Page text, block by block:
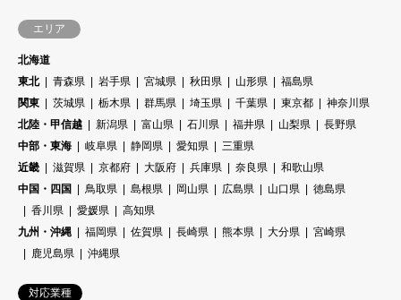
エリア
北海道
東北
青森県 岩手県 宮城県 秋田県 山形県
福島県
関東
茨城県 栃木県 群馬県 埼玉県 千葉県 東京都
神奈川県
北陸・甲信越
新潟県 富山県 石川県 福井県 山梨県
長野県
中部・東海
岐阜県 静岡県 愛知県
三重県
近畿
滋賀県 京都府 大阪府 兵庫県 奈良県
和歌山県
中国・四国
鳥取県 島根県 岡山県 広島県 山口県
徳島県
香川県
愛媛県
高知県
九州・沖縄
福岡県 佐賀県 長崎県 熊本県 大分県
宮崎県
鹿児島県
沖縄県
対応業種